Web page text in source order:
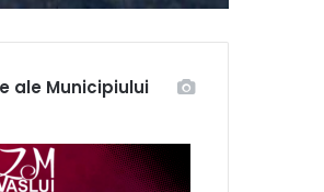
ale Municipiului